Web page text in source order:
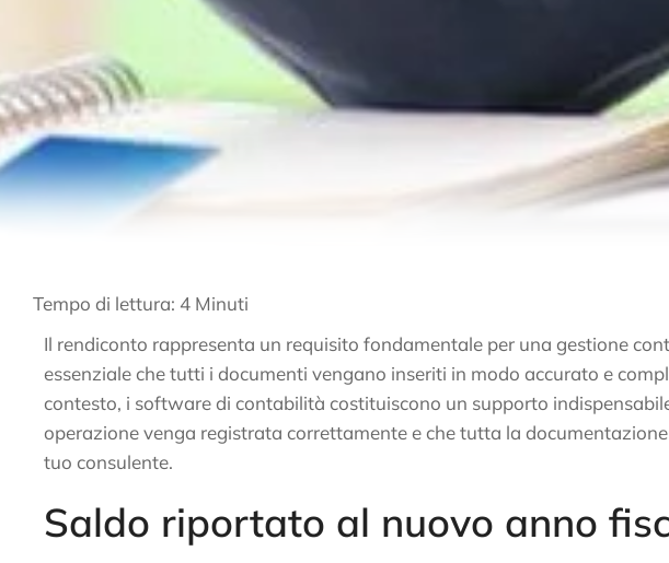
Tempo di lettura: 4 Minuti
Il rendiconto rappresenta un requisito fondamentale per una gestione
essenziale che tutti i documenti vengano inseriti in modo accurato e
contesto, i software di contabilità costituiscono un supporto
operazione venga registrata correttamente e che tutta la
tuo consulente.
Saldo riportato al nuovo anno